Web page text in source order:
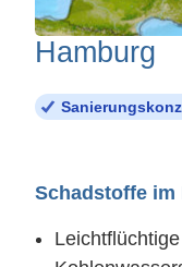
Hamburg
Schadstoffe im